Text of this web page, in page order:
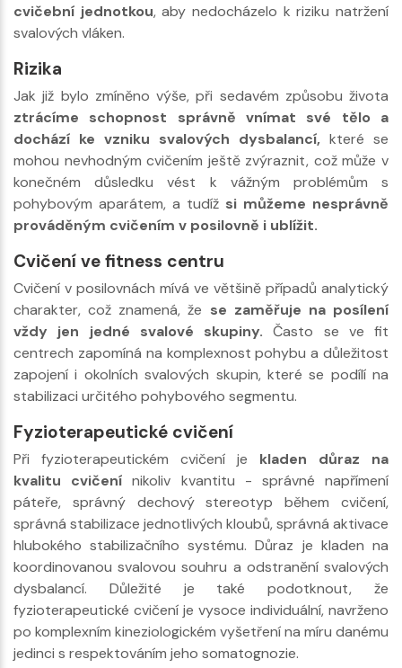
cvičební jednotkou, aby nedocházelo k riziku natržení
svalových vláken.
Rizika
Jak již bylo zmíněno výše, při sedavém způsobu života
ztrácíme schopnost správně vnímat své tělo a
dochází ke vzniku svalových dysbalancí, které se
mohou nevhodným cvičením ještě zvýraznit, což může v
konečném důsledku vést k vážným problémům s
pohybovým aparátem, a tudíž si můžeme nesprávně
prováděným cvičením v posilovně i ublížit.
Cvičení ve fitness centru
Cvičení v posilovnách mívá ve většině případů analytický
charakter, což znamená, že se zaměřuje na posílení
vždy jen jedné svalové skupiny. Často se ve fit
centrech zapomíná na komplexnost pohybu a důležitost
zapojení i okolních svalových skupin, které se podílí na
stabilizaci určitého pohybového segmentu.
Fyzioterapeutické cvičení
Při fyzioterapeutickém cvičení je kladen důraz na
kvalitu cvičení nikoliv kvantitu - správné napřímení
páteře, správný dechový stereotyp během cvičení,
správná stabilizace jednotlivých kloubů, správná aktivace
hlubokého stabilizačního systému. Důraz je kladen na
koordinovanou svalovou souhru a odstranění svalových
dysbalancí. Důležité je také podotknout, že
fyzioterapeutické cvičení je vysoce individuální, navrženo
po komplexním kineziologickém vyšetření na míru danému
jedinci s respektováním jeho somatognozie.